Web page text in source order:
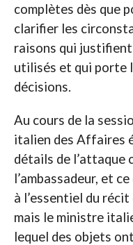
complètes dès que
clarifier les
raisons qui
utilisés et qui porte
décisions.
Au cours de la
italien des Affaires
détails de l’attaque
l’ambassadeur, et
à l’essentiel du
mais le ministre
lequel des objets